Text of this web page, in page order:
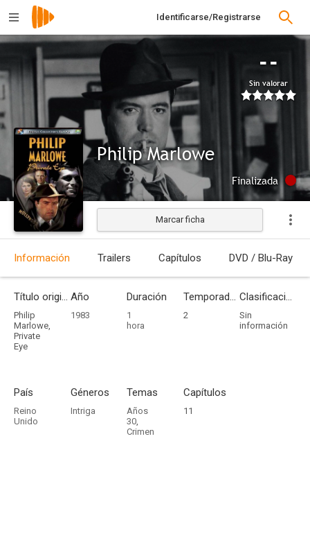
Identificarse/Registrarse
--
Sin valorar
Philip Marlowe
Finalizada
Marcar ficha
Información Trailers Capítulos DVD / Blu-Ray
Título original
Philip
Marlowe,
Private
Eye
Año
1983
Duración
1
hora
Temporadas
2
Clasificación por edades
Sin
información
País
Reino
Unido
Géneros
Intriga
Temas
Años
30,
Crimen
Capítulos
11